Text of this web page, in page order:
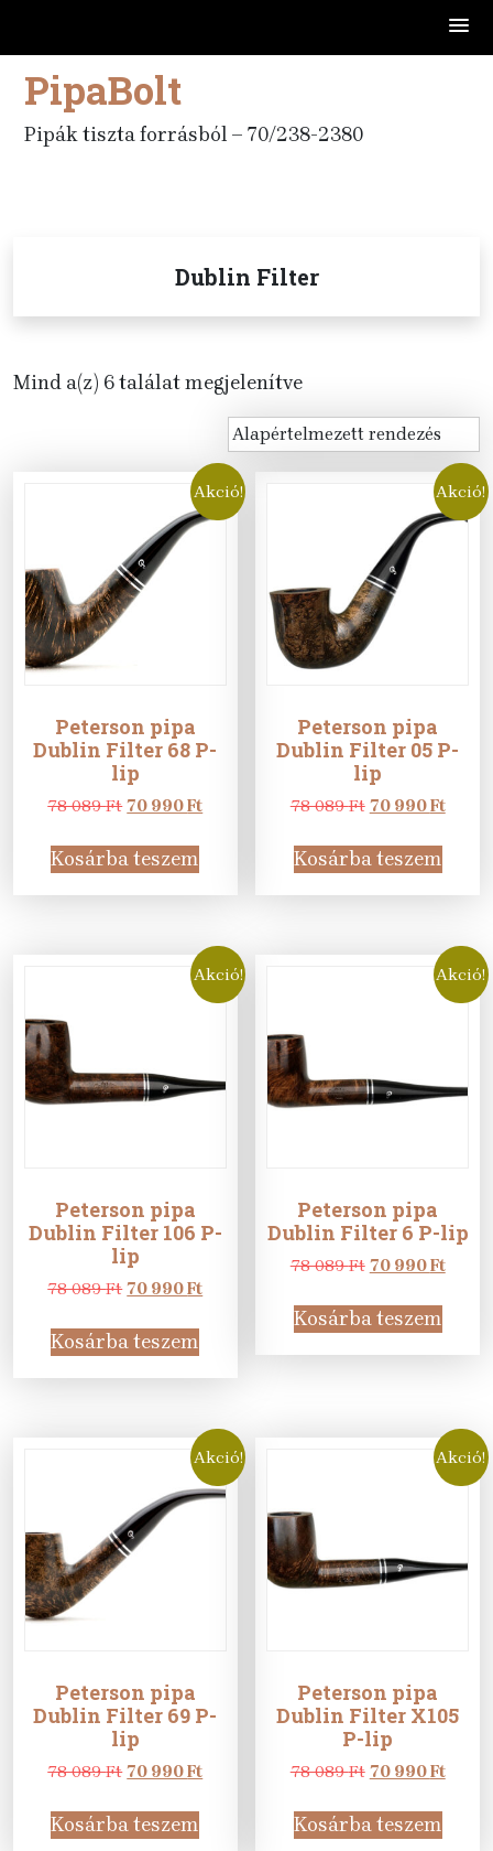
Skip
content
PipaBolt
Pipák tiszta forrásból – 70/238-2380
Dublin Filter
Mind a(z) 6 találat megjelenítve
Akció!
Peterson pipa
Dublin Filter 68 P-
lip
78 089Ft Original
was:
78
089 Ft.
70 990FtCurrent
990 Ft.
Kosárba teszem
Akció!
Peterson pipa
Dublin Filter 05 P-
lip
78 089Ft Original
was:
78
089 Ft.
70 990Ft
990
Kosárba teszem
Akció!
Peterson pipa
Dublin Filter 106 P-
lip
78 089Ft Original
was:
78
089 Ft.
70 990FtCurrent
990 Ft.
Kosárba teszem
Akció!
Peterson pipa
Dublin Filter 6 P-lip
78 089Ft Original
was:
78
089 Ft.
70 990Ft
990
Kosárba teszem
Akció!
Peterson pipa
Dublin Filter 69 P-
lip
78 089Ft Original
was:
78
70 990FtCurrent
Kosárba teszem
Akció!
Peterson pipa
Dublin Filter X105
P-lip
78 089Ft Original
was:
78
70 990Ft
Kosárba teszem